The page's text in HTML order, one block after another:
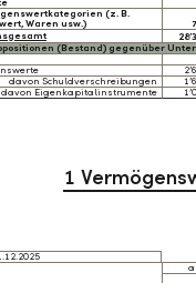
(z. B.
Waren usw.)
(Bestand) gegenüber
davon Schuldverschreibungen
davon Eigenkapitalinstrumente
1
a